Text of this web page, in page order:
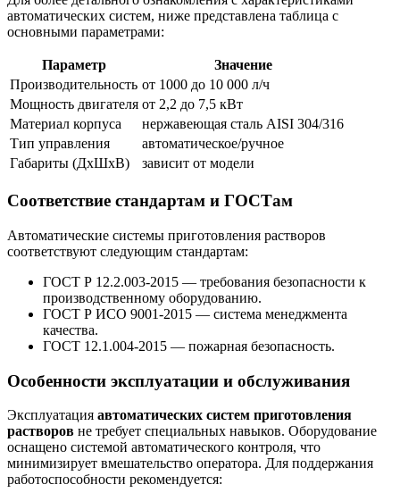
автоматических систем, ниже представлена таблица с
основными параметрами:
Параметр
Значение
Производительность от 1000 до 10 000 л/ч
Мощность двигателя от 2,2 до 7,5 кВт
Материал корпуса
нержавеющая сталь AISI 304/316
Тип управления
автоматическое/ручное
Габариты (ДхШхВ)
зависит от модели
Соответствие стандартам и ГОСТам
Автоматические системы приготовления растворов
соответствуют следующим стандартам:
ГОСТ Р 12.2.003-2015 — требования безопасности к
производственному оборудованию.
ГОСТ Р ИСО 9001-2015 — система менеджмента
качества.
ГОСТ 12.1.004-2015 — пожарная безопасность.
Особенности эксплуатации и обслуживания
Эксплуатация автоматических систем приготовления
растворов не требует специальных навыков. Оборудование
оснащено системой автоматического контроля, что
минимизирует вмешательство оператора. Для поддержания
работоспособности рекомендуется: